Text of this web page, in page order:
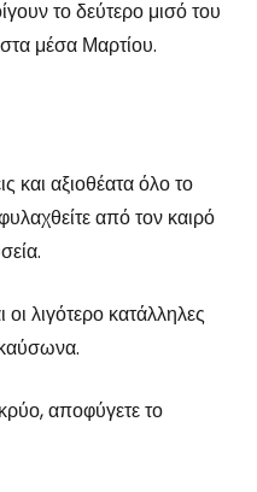
το δεύτερο μισό του
μέσα Μαρτίου.
και αξιοθέατα όλο το
από τον καιρό
λιγότερο κατάλληλες
αποφύγετε το